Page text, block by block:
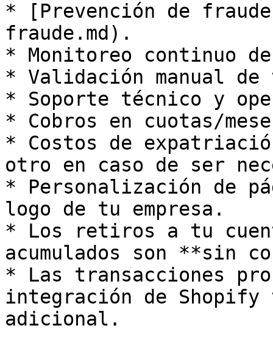
* [Prevención de
fraude.md).
* Monitoreo continuo
* Validación manual de
* Soporte técnico y
* Cobros en cuotas/
* Costos de
otro en caso de ser
* Personalización de
logo de tu empresa.
* Los retiros a tu
acumulados son **sin
* Las transacciones
integración de Shopify